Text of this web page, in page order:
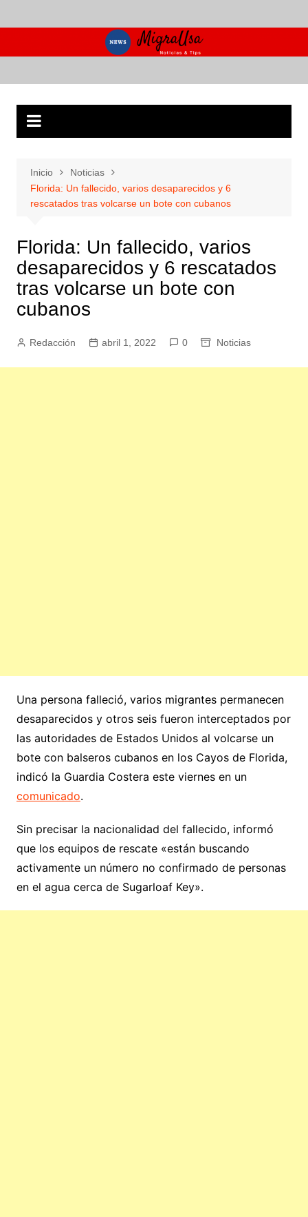
al
Inicio
Noticias
Florida: Un fallecido, varios desaparecidos y 6
rescatados tras volcarse un bote con cubanos
Florida: Un fallecido, varios
desaparecidos y 6 rescatados
tras volcarse un bote con
cubanos
Redacción abril 1, 2022 0 Noticias
Una persona falleció, varios migrantes permanecen
desaparecidos y otros seis fueron interceptados por
las autoridades de Estados Unidos al volcarse un
bote con balseros cubanos en los Cayos de Florida,
indicó la Guardia Costera este viernes en un
comunicado.
Sin precisar la nacionalidad del fallecido, informó
que los equipos de rescate «están buscando
activamente un número no confirmado de personas
en el agua cerca de Sugarloaf Key».